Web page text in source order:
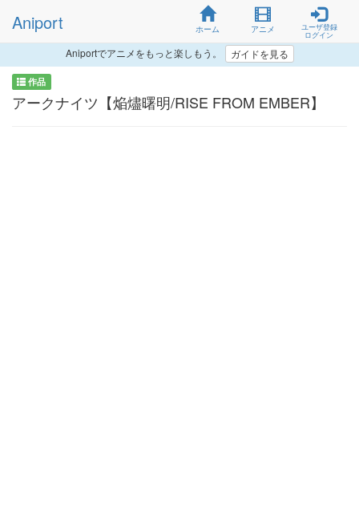
Aniport ホーム アニメ
ユーザ登録
ログイン
Aniportでアニメをもっと楽しもう。 ガイドを見る
作品
アークナイツ【焔燼曙明/RISE FROM EMBER】